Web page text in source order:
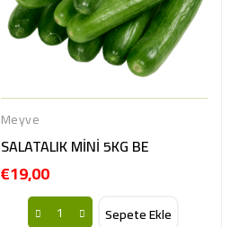
Meyve
SALATALIK MİNİ 5KG BE
€19,00Fiyat
Sepete Ekle